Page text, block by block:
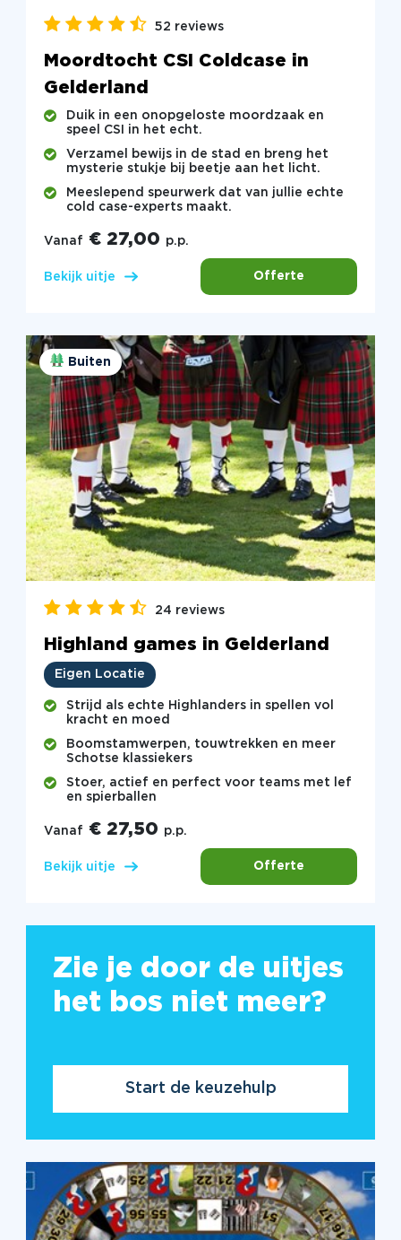
52 reviews
Moordtocht CSI Coldcase in
Gelderland
Duik in een onopgeloste moordzaak en
speel CSI in het echt.
Verzamel bewijs in de stad en breng het
mysterie stukje bij beetje aan het licht.
Meeslepend speurwerk dat van jullie echte
cold case-experts maakt.
Vanaf € 27,00 p.p.
Bekijk uitje Offerte
Buiten
24 reviews
Highland games in Gelderland
Eigen Locatie
Strijd als echte Highlanders in spellen vol
kracht en moed
Boomstamwerpen, touwtrekken en meer
Schotse klassiekers
Stoer, actief en perfect voor teams met lef
en spierballen
Vanaf € 27,50 p.p.
Bekijk uitje Offerte
Zie je door de uitjes
het bos niet meer?
Start de keuzehulp